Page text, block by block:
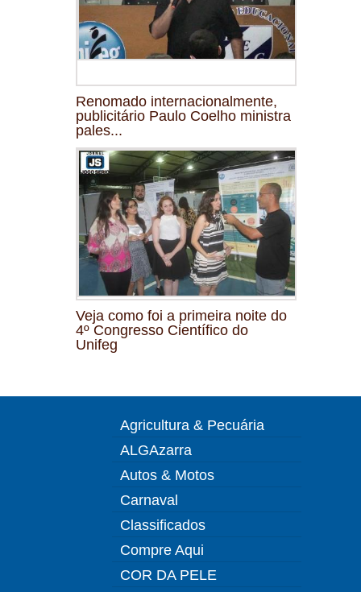
Renomado internacionalmente,
publicitário Paulo Coelho ministra
pales...
Veja como foi a primeira noite do
4º Congresso Científico do
Unifeg
Agricultura & Pecuária
ALGAzarra
Autos & Motos
Carnaval
Classificados
Compre Aqui
COR DA PELE